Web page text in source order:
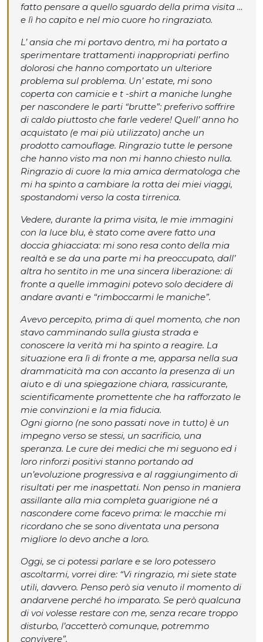
fatto pensare a quello sguardo della prima visita …
e lì ho capito e nel mio cuore ho ringraziato.
L’ ansia che mi portavo dentro, mi ha portato a
sperimentare trattamenti inappropriati perfino
dolorosi che hanno comportato un ulteriore
problema sul problema. Un’ estate, mi sono
coperta con camicie e t -shirt a maniche lunghe
per nascondere le parti “brutte”: preferivo soffrire
di caldo piuttosto che farle vedere! Quell’ anno ho
acquistato (e mai più utilizzato) anche un
prodotto camouflage. Ringrazio tutte le persone
che hanno visto ma non mi hanno chiesto nulla.
Ringrazio di cuore la mia amica dermatologa che
mi ha spinto a cambiare la rotta dei miei viaggi,
spostandomi verso la costa tirrenica.
Vedere, durante la prima visita, le mie immagini
con la luce blu, è stato come avere fatto una
doccia ghiacciata: mi sono resa conto della mia
realtà e se da una parte mi ha preoccupato, dall’
altra ho sentito in me una sincera liberazione: di
fronte a quelle immagini potevo solo decidere di
andare avanti e “rimboccarmi le maniche”.
Avevo percepito, prima di quel momento, che non
stavo camminando sulla giusta strada e
conoscere la verità mi ha spinto a reagire. La
situazione era lì di fronte a me, apparsa nella sua
drammaticità ma con accanto la presenza di un
aiuto e di una spiegazione chiara, rassicurante,
scientificamente promettente che ha rafforzato le
mie convinzioni e la mia fiducia.
Ogni giorno (ne sono passati nove in tutto) è un
impegno verso se stessi, un sacrificio, una
speranza. Le cure dei medici che mi seguono ed i
loro rinforzi positivi stanno portando ad
un’evoluzione progressiva e al raggiungimento di
risultati per me inaspettati. Non penso in maniera
assillante alla mia completa guarigione né a
nascondere come facevo prima: le macchie mi
ricordano che se sono diventata una persona
migliore lo devo anche a loro.
Oggi, se ci potessi parlare e se loro potessero
ascoltarmi, vorrei dire: “Vi ringrazio, mi siete state
utili, davvero. Penso però sia venuto il momento di
andarvene perché ho imparato. Se però qualcuna
di voi volesse restare con me, senza recare troppo
disturbo, l’accetterò comunque, potremmo
convivere”.